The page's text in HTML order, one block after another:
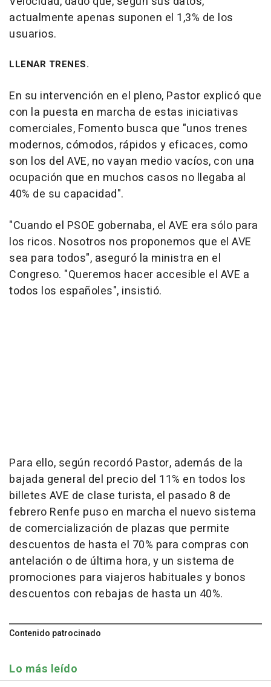
actualmente apenas suponen el 1,3% de los
usuarios.
LLENAR TRENES.
En su intervención en el pleno, Pastor explicó que
con la puesta en marcha de estas iniciativas
comerciales, Fomento busca que "unos trenes
modernos, cómodos, rápidos y eficaces, como
son los del AVE, no vayan medio vacíos, con una
ocupación que en muchos casos no llegaba al
40% de su capacidad".
"Cuando el PSOE gobernaba, el AVE era sólo para
los ricos. Nosotros nos proponemos que el AVE
sea para todos", aseguró la ministra en el
Congreso. "Queremos hacer accesible el AVE a
todos los españoles", insistió.
Para ello, según recordó Pastor, además de la
bajada general del precio del 11% en todos los
billetes AVE de clase turista, el pasado 8 de
febrero Renfe puso en marcha el nuevo sistema
de comercialización de plazas que permite
descuentos de hasta el 70% para compras con
antelación o de última hora, y un sistema de
promociones para viajeros habituales y bonos
descuentos con rebajas de hasta un 40%.
Contenido patrocinado
Lo más leído